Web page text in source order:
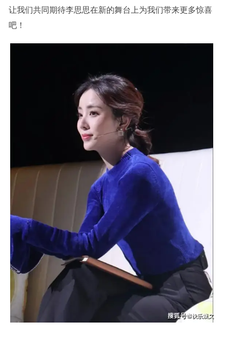
让我们共同期待李思思在新的舞台上为我们带来更多惊喜
吧！